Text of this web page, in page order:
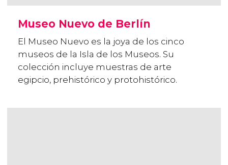
Museo Nuevo de Berlín
El Museo Nuevo es la joya de los cinco
museos de la Isla de los Museos. Su
colección incluye muestras de arte
egipcio, prehistórico y protohistórico.